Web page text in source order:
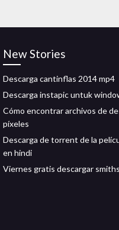
New Stories
Descarga cantinflas 2014 mp4
Descarga instapic untuk
Cómo encontrar archivos de
píxeles
Descarga de torrent de la
en hindi
Viernes gratis descargar smiths